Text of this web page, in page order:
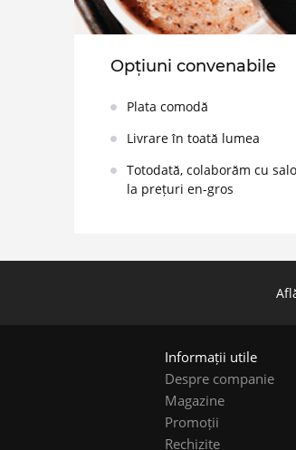
Opțiuni convenabile
Plata comodă
Livrare în toată lumea
Totodată, colaborăm cu
la prețuri en-gros
Informații utile
Despre companie
Magazine
Promoții
Rechizite